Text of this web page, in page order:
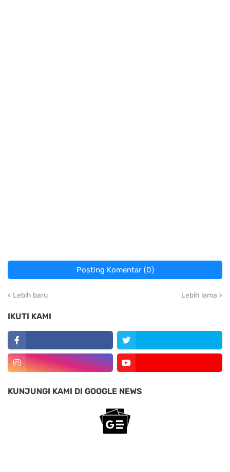
Posting Komentar (0)
Lebih baru Lebih lama
IKUTI KAMI
KUNJUNGI KAMI DI GOOGLE NEWS